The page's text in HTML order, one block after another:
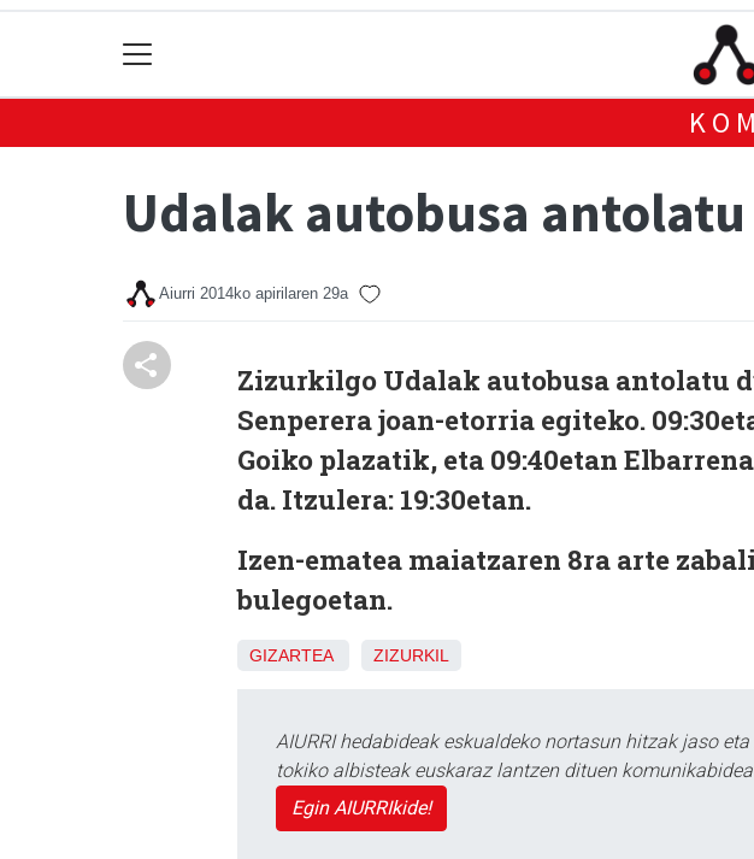
Udalak autobusa
Aiurri 2014ko apirilaren 29a
Zizurkilgo Udalak autobusa antolatu
Senperera joan-etorria egiteko.
Goiko plazatik, eta 09:40etan
da. Itzulera: 19:30etan.
Izen-ematea maiatzaren 8ra arte
bulegoetan.
GIZARTEA ZIZURKIL
AIURRI hedabideak eskualdeko nortasun hitzak jaso
tokiko albisteak euskaraz lantzen dituen
Egin AIURRIkide!